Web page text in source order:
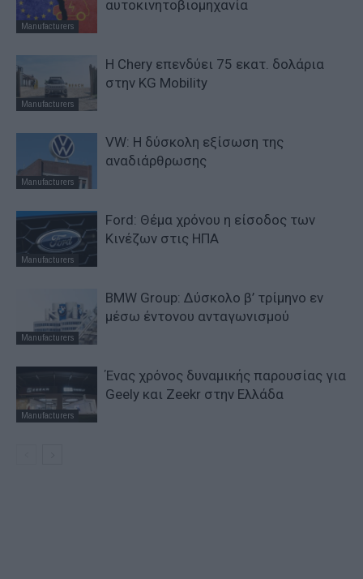
Manufacturers
αυτοκινητοβιομηχανία
Manufacturers
Η Chery επενδύει 75 εκατ. δολάρια
στην KG Mobility
Manufacturers
VW: Η δύσκολη εξίσωση της
αναδιάρθρωσης
Manufacturers
Ford: Θέμα χρόνου η είσοδος των
Κινέζων στις ΗΠΑ
Manufacturers
BMW Group: Δύσκολο β’ τρίμηνο εν
μέσω έντονου ανταγωνισμού
Manufacturers
Ένας χρόνος δυναμικής παρουσίας για
Geely και Zeekr στην Ελλάδα